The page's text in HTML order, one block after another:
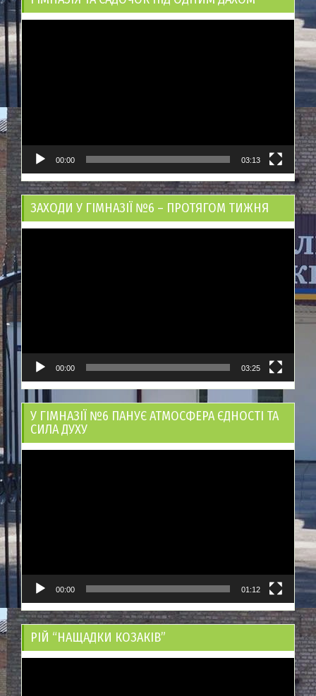
00:00 03:13
ЗАХОДИ У ГІМНАЗІЇ №6 – ПРОТЯГОМ ТИЖНЯ
00:00 03:25
У ГІМНАЗІЇ №6 ПАНУЄ АТМОСФЕРА ЄДНОСТІ ТА
СИЛА ДУХУ
00:00 01:12
РІЙ “НАЩАДКИ КОЗАКІВ”